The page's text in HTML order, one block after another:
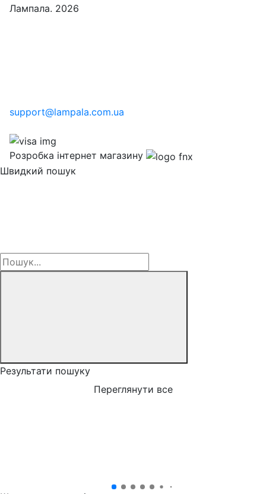
Лампала. 2026
support@lampala.com.ua
Розробка інтернет магазину
Швидкий пошук
Результати пошуку
Переглянути все